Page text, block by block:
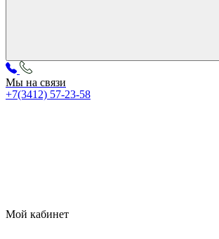
Мы на связи
+7(3412) 57-23-58
Мой кабинет